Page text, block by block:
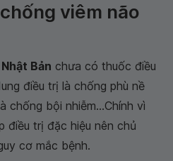
viêm não
Bản chưa có thuốc điều
điều trị là chống phù nề
chống bội nhiễm...Chính vì
điều trị đặc hiệu nên chủ
cơ mắc bệnh.